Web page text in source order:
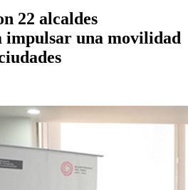
22 alcaldes
impulsar una movilidad